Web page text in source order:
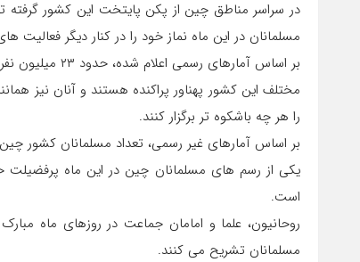
در سراسر مناطق چین از پکن پایتخت این کشور
مسلمانان در این ماه نماز خود را در کنار دیگر فعالیت
مختلف این کشور پهناور پراکنده هستند و آنان نیز
را هر چه باشکوه تر برگزار کنند.
بر اساس آمارهای غیر رسمی، تعداد مسلمانان کشور چین تا ۵۰ میلیون نیز اعلام
یکی از رسم های مسلمانان چین در این ماه
است.
روحانیون، علما و امامان جماعت در روزهای ماه
مسلمانان تشریح می کنند.